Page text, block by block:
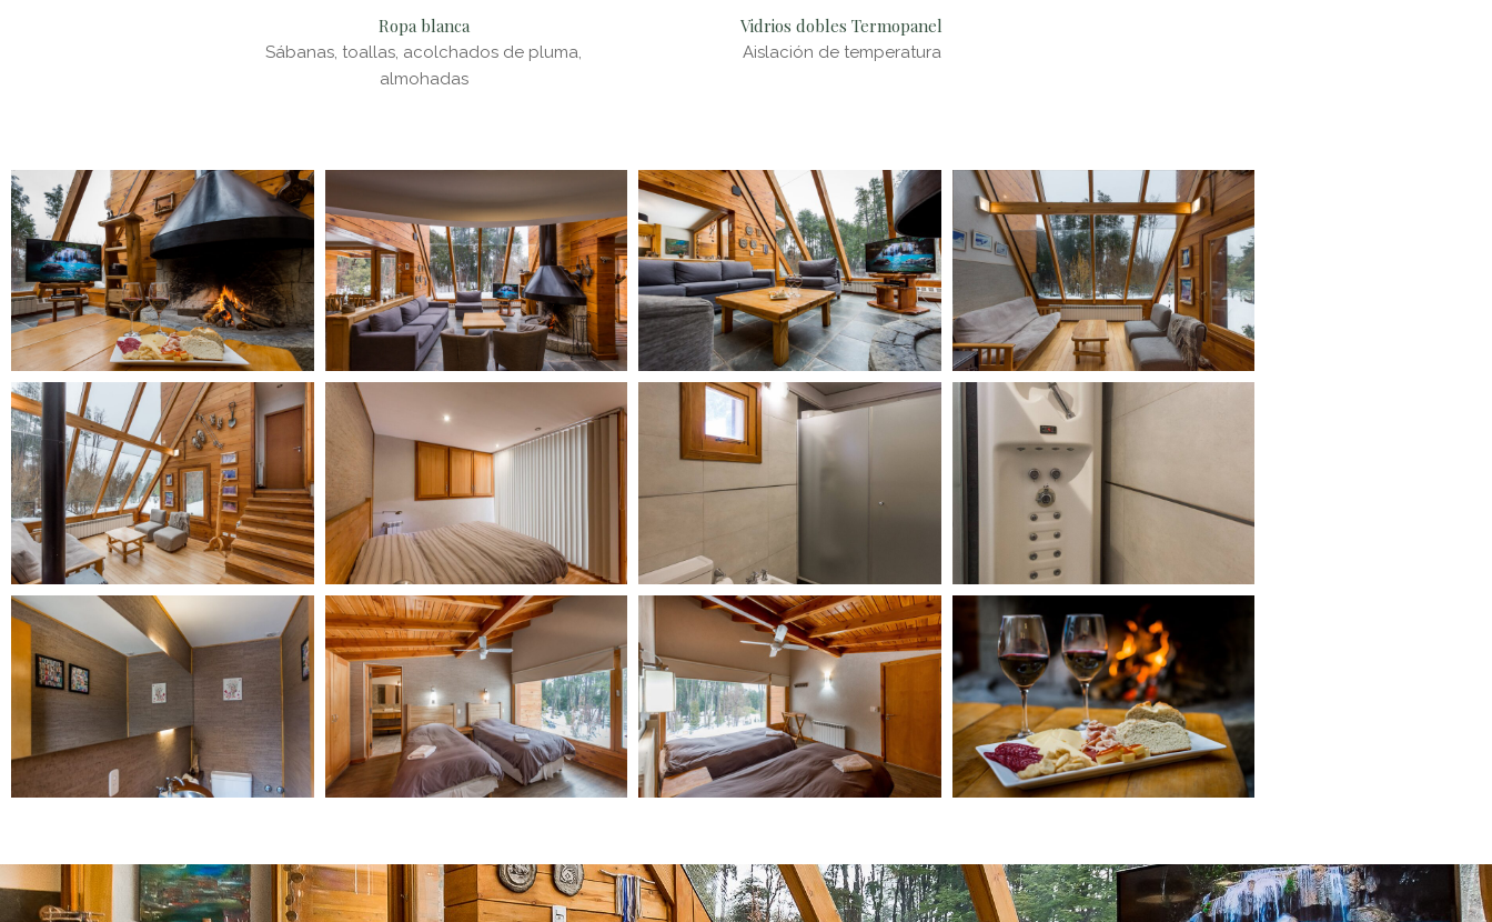
Ropa blanca
Sábanas, toallas, acolchados de pluma,
almohadas
Vidrios dobles Termopanel
Aislación de temperatura